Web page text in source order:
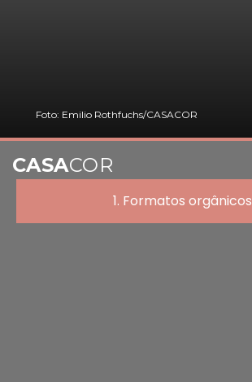
Foto: Emilio Rothfuchs/CASACOR
1. Formatos orgânicos
CASACOR